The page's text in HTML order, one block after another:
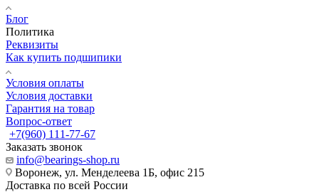
Блог
Политика
Реквизиты
Как купить подшипики
Условия оплаты
Условия доставки
Гарантия на товар
Вопрос-ответ
+7(960) 111-77-67
Заказать звонок
info@bearings-shop.ru
Воронеж, ул. Менделеева 1Б, офис 215
Доставка по всей России